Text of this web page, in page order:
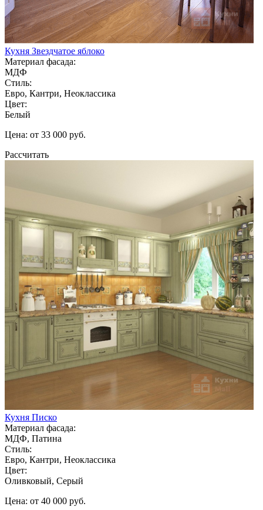
Кухня Звездчатое яблоко
Материал фасада:
МДФ
Стиль:
Евро, Кантри, Неоклассика
Цвет:
Белый
Цена: от 33 000 руб.
Рассчитать
Кухня Писко
Материал фасада:
МДФ, Патина
Стиль:
Евро, Кантри, Неоклассика
Цвет:
Оливковый, Серый
Цена: от 40 000 руб.